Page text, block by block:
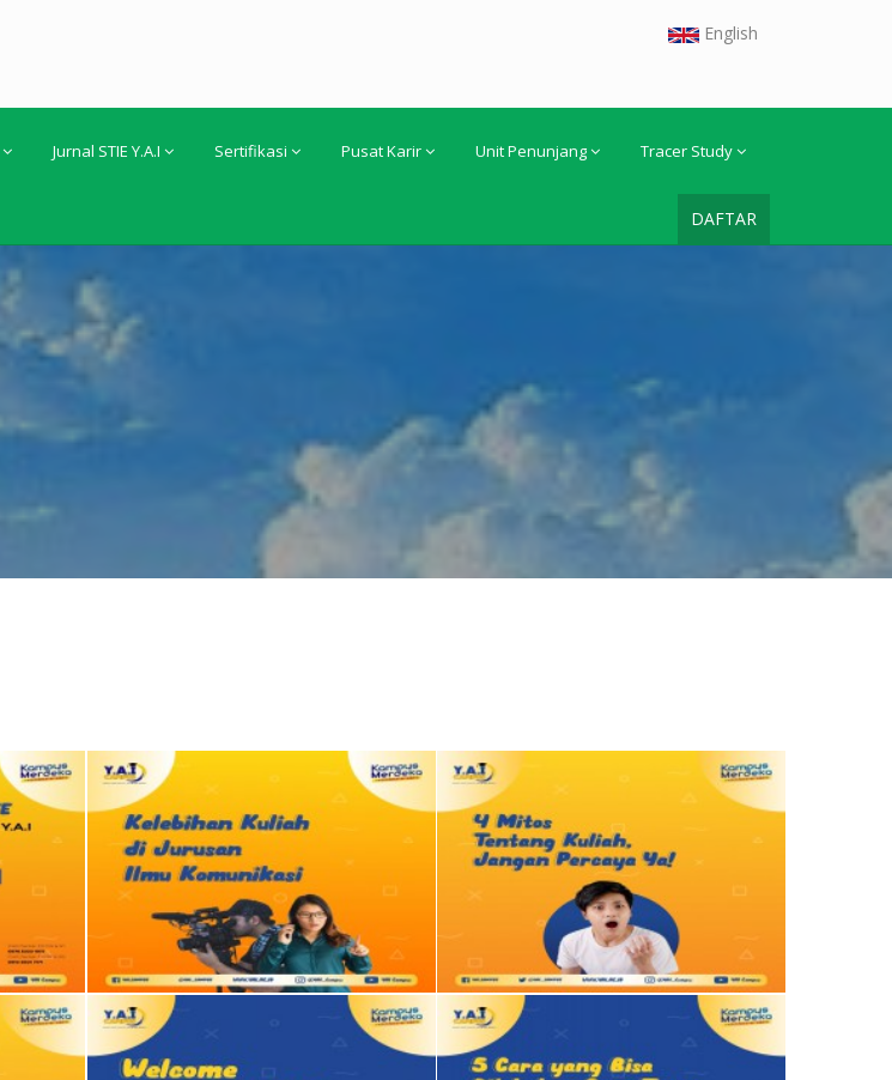
English
Jurnal STIE Y.A.I Sertifikasi Pusat Karir Unit Penunjang Tracer Study
DAFTAR